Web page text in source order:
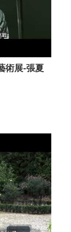
術展-張夏